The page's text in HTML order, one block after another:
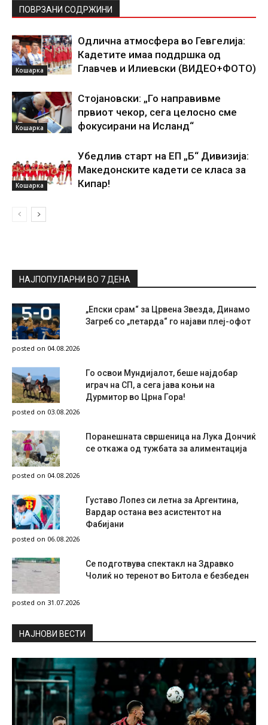
ПОВРЗАНИ СОДРЖИНИ
Кошарка
Одлична атмосфера во Гевгелија:
Кадетите имаа поддршка од
Главчев и Илиевски (ВИДЕО+ФОТО)
Кошарка
Стојановски: „Го направивме
првиот чекор, сега целосно сме
фокусирани на Исланд“
Кошарка
Убедлив старт на ЕП „Б“ Дивизија:
Македонските кадети се класа за
Кипар!
НАЈПОПУЛАРНИ ВО 7 ДЕНА
„Епски срам“ за Црвена Звезда, Динамо
Загреб со „петарда“ го најави плеј-офот
posted on 04.08.2026
Го освои Мундијалот, беше најдобар
играч на СП, а сега јава коњи на
Дурмитор во Црна Гора!
posted on 03.08.2026
Поранешната свршеница на Лука Дончиќ
се откажа од тужбата за алиментација
posted on 04.08.2026
Густаво Лопез си летна за Аргентина,
Вардар остана вез асистентот на
Фабијани
posted on 06.08.2026
Се подготвува спектакл на Здравко
Чолиќ но теренот во Битола е безбеден
posted on 31.07.2026
НAЈНОВИ ВЕСТИ